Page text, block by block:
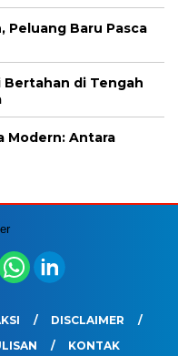
Baru Pasca
di Tengah
Modern: Antara
DISCLAIMER
KONTAK